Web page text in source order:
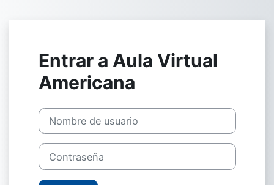
Entrar a Aula Virtual
Americana
Nombre de usuario
Contraseña